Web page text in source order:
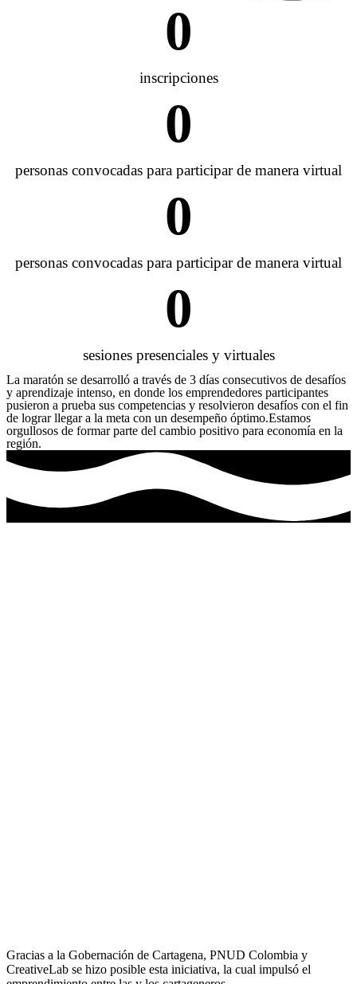
inscripciones
0
personas convocadas para participar de manera virtual
0
personas convocadas para participar de manera virtual
0
sesiones presenciales y virtuales
0
La maratón se desarrolló a través de 3 días consecutivos de desafíos
y aprendizaje intenso, en donde los emprendedores participantes
pusieron a prueba sus competencias y resolvieron desafíos con el fin
de lograr llegar a la meta con un desempeño óptimo.Estamos
orgullosos de formar parte del cambio positivo para economía en la
región.
Gracias a la Gobernación de Cartagena, PNUD Colombia y
CreativeLab se hizo posible esta iniciativa, la cual impulsó el